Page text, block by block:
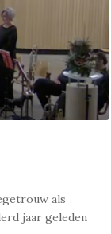
als
jaar geleden